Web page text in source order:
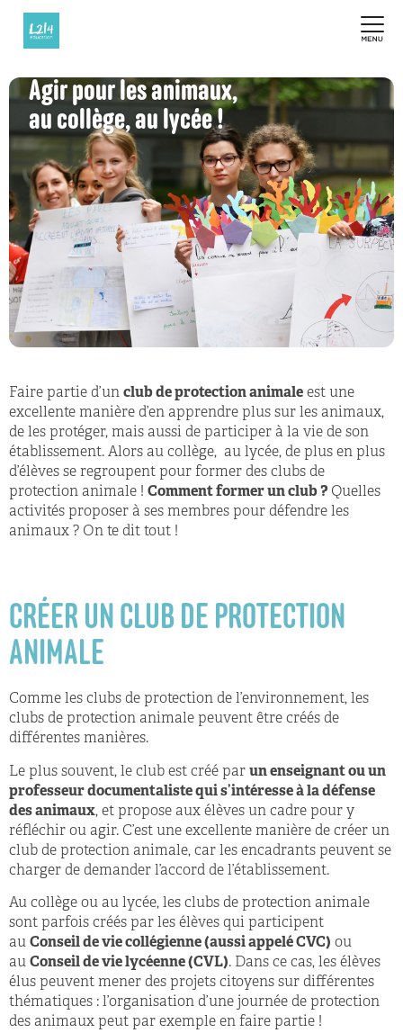
Agir pour les animaux,
au collège, au lycée !
Faire partie d’un club de protection animale est une
excellente manière d’en apprendre plus sur les animaux,
de les protéger, mais aussi de participer à la vie de son
établissement. Alors au collège, au lycée, de plus en plus
d’élèves se regroupent pour former des clubs de
protection animale ! Comment former un club ? Quelles
activités proposer à ses membres pour défendre les
animaux ? On te dit tout !
CRÉER UN CLUB DE PROTECTION
ANIMALE
Comme les clubs de protection de l’environnement, les
clubs de protection animale peuvent être créés de
différentes manières.
Le plus souvent, le club est créé par un enseignant ou un
professeur documentaliste qui s’intéresse à la défense
des animaux, et propose aux élèves un cadre pour y
réfléchir ou agir. C’est une excellente manière de créer un
club de protection animale, car les encadrants peuvent se
charger de demander l’accord de l’établissement.
Au collège ou au lycée, les clubs de protection animale
sont parfois créés par les élèves qui participent
au Conseil de vie collégienne (aussi appelé CVC) ou
au Conseil de vie lycéenne (CVL). Dans ce cas, les élèves
élus peuvent mener des projets citoyens sur différentes
thématiques : l’organisation d’une journée de protection
des animaux peut par exemple en faire partie !